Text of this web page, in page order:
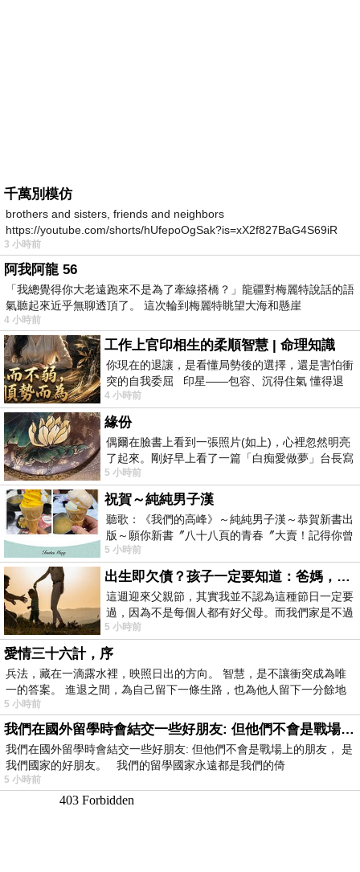
千萬別模仿
brothers and sisters, friends and neighbors
https://youtube.com/shorts/hUfepoOgSak?is=xX2f827BaG4S69iR
https
3 小時前
阿我阿龍 56
「我總覺得你大老遠跑來不是為了牽線搭橋？」龍疆對梅麗特說話的語
氣聽起來近乎無聊透頂了。 這次輪到梅麗特眺望大海和懸崖
4 小時前
工作上官印相生的柔順智慧 | 命理知識
你現在的退讓，是看懂局勢後的選擇，還是害怕衝
突的自我委屈 印星——包容、沉得住氣 懂得退
一步觀察，不會
4 小時前
緣份
偶爾在臉書上看到一張照片(如上)，心裡忽然明亮
了起來。剛好早上看了一篇「白痴愛做夢」台長寫
的貼文，在回顧年輕時瘋狂愛上
5 小時前
祝賀～純純男子漢
聽歌：《我們的高峰》～純純男子漢～恭賀新書出
版～願你新書〞八十八頁的青春〞大賣！記得你曾
經在我的版留言…「好讚的圖^^感覺大家
5 小時前
出生即欠債？孩子一定要知道：爸媽，其實我不欠你們
這週迎來父親節，其實我並不認為這種節日一定要
過，因為不是每個人都有好父母。而我們家是不過
節的，平時也沒什麼儀式感，生活趨近冷
5 小時前
愛情三十六計，序
兵法，藏在一滴露水裡，映照日出的方向。 智慧，是不讓衝突成為唯
一的答案。 進退之間，為自己留下一條生路，也為他人留下一分餘地
5 小時前
我們在國外留學時會結交一些好朋友: 但他們不會是戰場上的朋友
我們在國外留學時會結交一些好朋友: 但他們不會是戰場上的朋友， 是
我們國家的好朋友。 我們的留學國家永遠都是我們的倚
5 小時前